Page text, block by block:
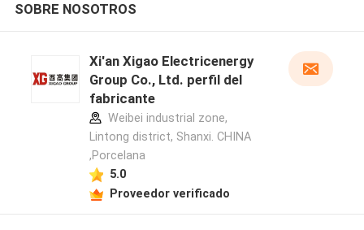
SOBRE NOSOTROS
Xi'an Xigao Electricenergy
Group Co., Ltd. perfil del
fabricante
Weibei industrial zone,
Lintong district, Shanxi. CHINA
,Porcelana
5.0
Proveedor verificado